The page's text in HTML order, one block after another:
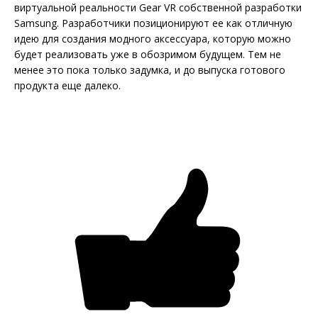
виртуальной реальности Gear VR собственной разработки
Samsung. Разработчики позиционируют ее как отличную
идею для создания модного аксессуара, которую можно
будет реализовать уже в обозримом будущем. Тем не
менее это пока только задумка, и до выпуска готового
продукта еще далеко.